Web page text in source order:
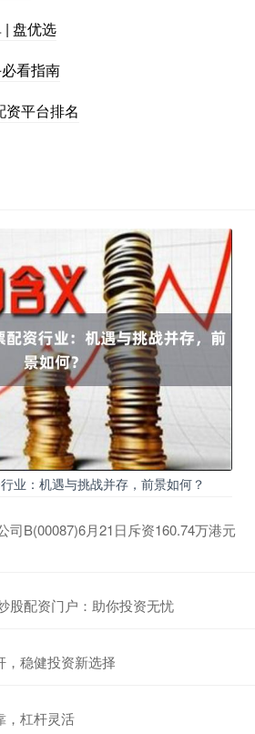
| 盘优选
看指南
资平台排名
业：机遇与挑战并存，前景如何？
司B(00087)6月21日斥资160.74万港元
股配资门户：助你投资无忧
，稳健投资新选择
，杠杆灵活